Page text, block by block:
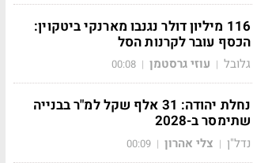
116 מיליון דולר נגנבו מארנקי ביטקוין:
הכסף עובר לקרנות הסל
גלובל | עוזי גרסטמן |
00:08
נחלת יהודה: 31 אלף שקל למ"ר בבנייה
שתימסר ב-2028
נדל"ן | צלי אהרון |
00:09